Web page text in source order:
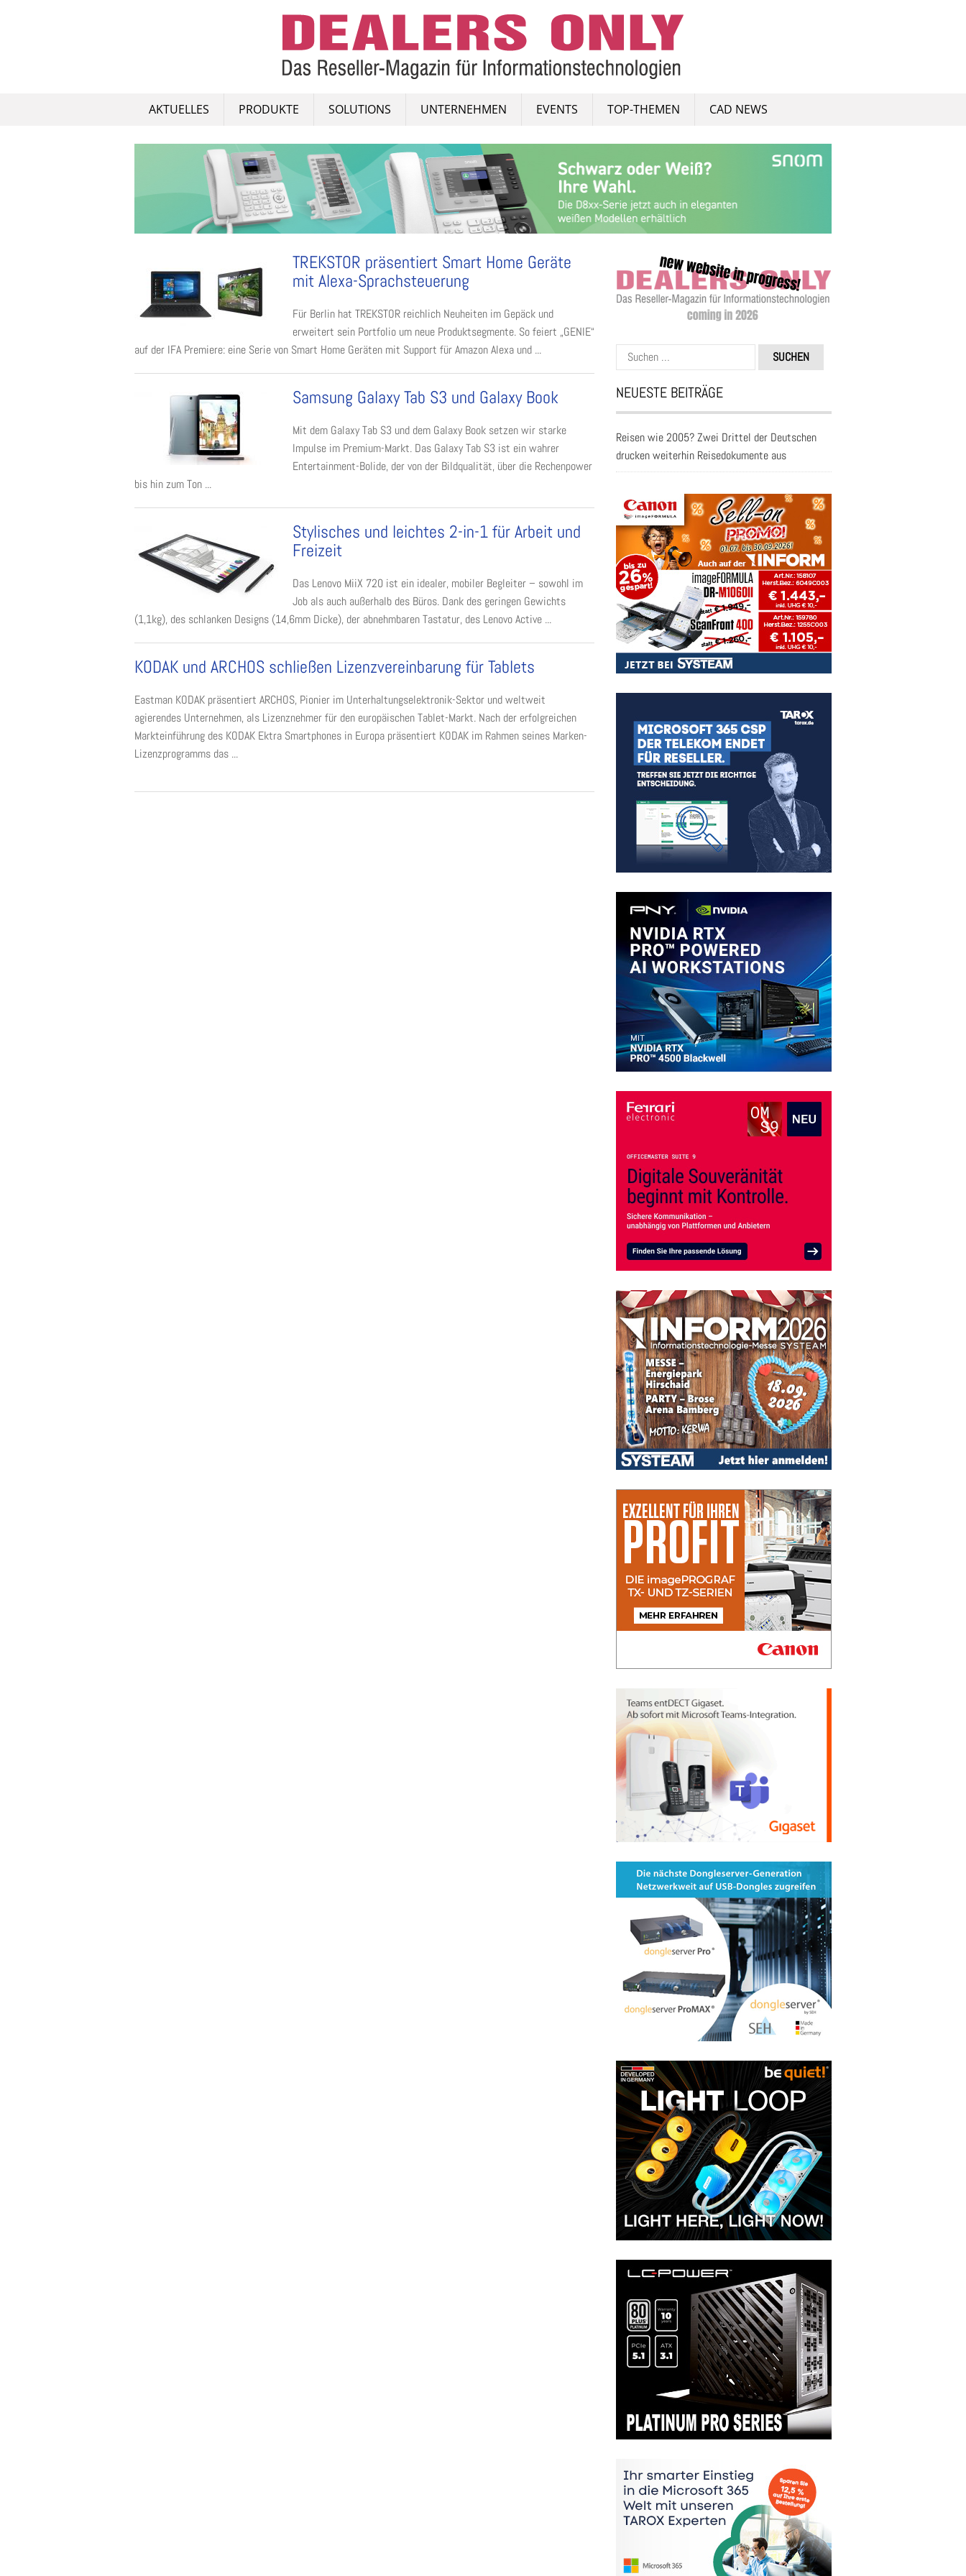
AKTUELLES PRODUKTE SOLUTIONS UNTERNEHMEN EVENTS TOP-THEMEN CAD NEWS
TREKSTOR präsentiert Smart Home Geräte
mit Alexa-Sprachsteuerung
Für Berlin hat TREKSTOR reichlich Neuheiten im Gepäck und
erweitert sein Portfolio um neue Produktsegmente. So feiert „GENIE“
auf der IFA Premiere: eine Serie von Smart Home Geräten mit Support für Amazon Alexa und ...
Samsung Galaxy Tab S3 und Galaxy Book
Mit dem Galaxy Tab S3 und dem Galaxy Book setzen wir starke
Impulse im Premium-Markt. Das Galaxy Tab S3 ist ein wahrer
Entertainment-Bolide, der von der Bildqualität, über die Rechenpower
bis hin zum Ton ...
Stylisches und leichtes 2-in-1 für Arbeit und
Freizeit
Das Lenovo MiiX 720 ist ein idealer, mobiler Begleiter – sowohl im
Job als auch außerhalb des Büros. Dank des geringen Gewichts
(1,1kg), des schlanken Designs (14,6mm Dicke), der abnehmbaren Tastatur, des Lenovo Active ...
KODAK und ARCHOS schließen Lizenzvereinbarung für Tablets
Eastman KODAK präsentiert ARCHOS, Pionier im Unterhaltungselektronik-Sektor und weltweit
agierendes Unternehmen, als Lizenznehmer für den europäischen Tablet-Markt. Nach der erfolgreichen
Markteinführung des KODAK Ektra Smartphones in Europa präsentiert KODAK im Rahmen seines Marken-
Lizenzprogramms das ...
Suchen
nach:
NEUESTE BEITRÄGE
Reisen wie 2005? Zwei Drittel der Deutschen
drucken weiterhin Reisedokumente aus